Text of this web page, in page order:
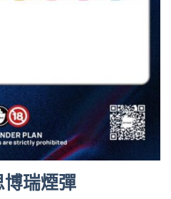
博瑞煙彈